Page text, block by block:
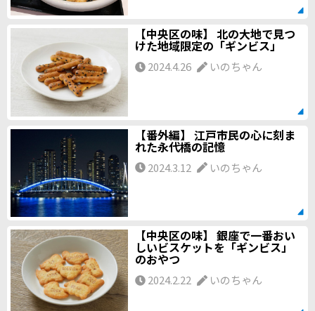
【中央区の味】 北の大地で見つ
けた地域限定の「ギンビス」
2024.4.26 いのちゃん
【番外編】 江戸市民の心に刻ま
れた永代橋の記憶
2024.3.12 いのちゃん
【中央区の味】 銀座で一番おい
しいビスケットを――「ギンビス」
のおやつ
2024.2.22 いのちゃん